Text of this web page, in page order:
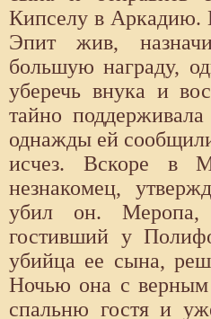
Кипселу в Аркадию.
Эпит жив,
большую награду,
уберечь внука и
тайно
однажды ей
исчез. Вскоре в
незнакомец,
убил он. Меро­па,
гостивший у
убийца ее сына,
Ночью она с верным
спальню гостя и